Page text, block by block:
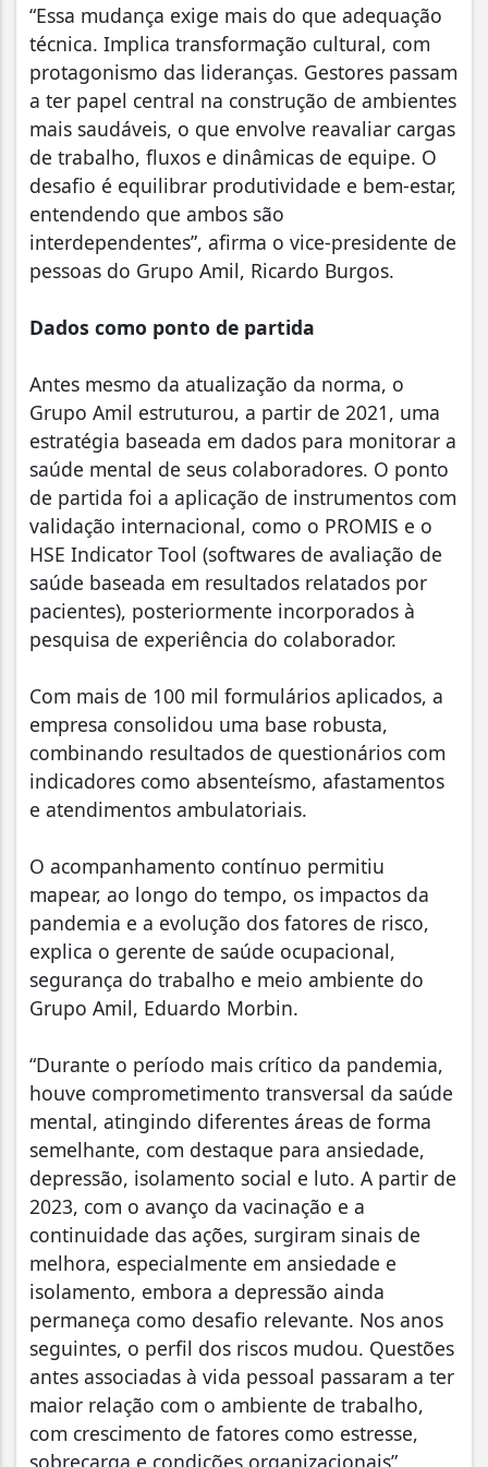
“Essa mudança exige mais do que adequação
técnica. Implica transformação cultural, com
protagonismo das lideranças. Gestores passam
a ter papel central na construção de ambientes
mais saudáveis, o que envolve reavaliar cargas
de trabalho, fluxos e dinâmicas de equipe. O
desafio é equilibrar produtividade e bem-estar,
entendendo que ambos são
interdependentes”, afirma o vice-presidente de
pessoas do Grupo Amil, Ricardo Burgos.
Dados como ponto de partida
Antes mesmo da atualização da norma, o
Grupo Amil estruturou, a partir de 2021, uma
estratégia baseada em dados para monitorar a
saúde mental de seus colaboradores. O ponto
de partida foi a aplicação de instrumentos com
validação internacional, como o PROMIS e o
HSE Indicator Tool (softwares de avaliação de
saúde baseada em resultados relatados por
pacientes), posteriormente incorporados à
pesquisa de experiência do colaborador.
Com mais de 100 mil formulários aplicados, a
empresa consolidou uma base robusta,
combinando resultados de questionários com
indicadores como absenteísmo, afastamentos
e atendimentos ambulatoriais.
O acompanhamento contínuo permitiu
mapear, ao longo do tempo, os impactos da
pandemia e a evolução dos fatores de risco,
explica o gerente de saúde ocupacional,
segurança do trabalho e meio ambiente do
Grupo Amil, Eduardo Morbin.
“Durante o período mais crítico da pandemia,
houve comprometimento transversal da saúde
mental, atingindo diferentes áreas de forma
semelhante, com destaque para ansiedade,
depressão, isolamento social e luto. A partir de
2023, com o avanço da vacinação e a
continuidade das ações, surgiram sinais de
melhora, especialmente em ansiedade e
isolamento, embora a depressão ainda
permaneça como desafio relevante. Nos anos
seguintes, o perfil dos riscos mudou. Questões
antes associadas à vida pessoal passaram a ter
maior relação com o ambiente de trabalho,
com crescimento de fatores como estresse,
sobrecarga e condições organizacionais”,